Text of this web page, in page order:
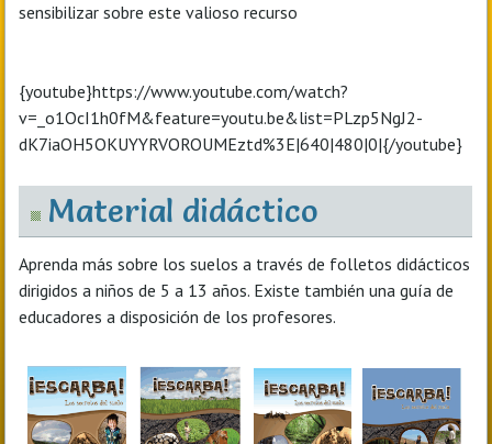
sensibilizar sobre este valioso recurso
{youtube}https://www.youtube.com/watch?
v=_o1OcI1h0fM&feature=youtu.be&list=PLzp5NgJ2-
dK7iaOH5OKUYYRVOROUMEztd%3E|640|480|0|{/youtube}
Material didáctico
Aprenda más sobre los suelos a través de folletos didácticos
dirigidos a niños de 5 a 13 años. Existe también una guía de
educadores a disposición de los profesores.